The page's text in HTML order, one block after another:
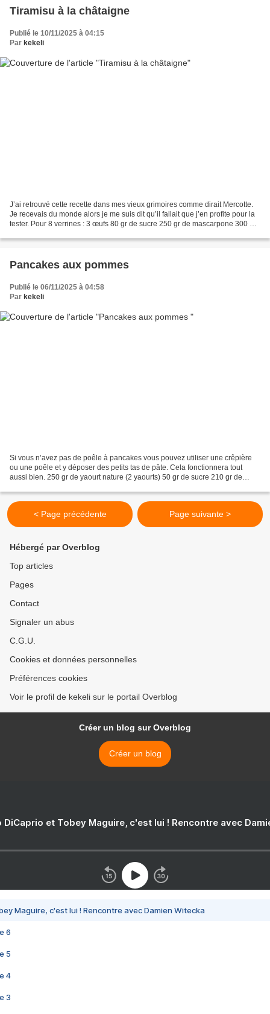
Tiramisu à la châtaigne
Publié le 10/11/2025 à 04:15
Par kekeli
J’ai retrouvé cette recette dans mes vieux grimoires comme dirait Mercotte.
Je recevais du monde alors je me suis dit qu’il fallait que j’en profite pour la
tester. Pour 8 verrines : 3 œufs 80 gr de sucre 250 gr de mascarpone 300 gr
Pancakes aux pommes
Publié le 06/11/2025 à 04:58
Par kekeli
Si vous n’avez pas de poêle à pancakes vous pouvez utiliser une crêpière
ou une poêle et y déposer des petits tas de pâte. Cela fonctionnera tout
aussi bien. 250 gr de yaourt nature (2 yaourts) 50 gr de sucre 210 gr de
< Page précédente Page suivante >
Hébergé par Overblog
Top articles
Pages
Contact
Signaler un abus
C.G.U.
Cookies et données personnelles
Préférences cookies
Voir le profil de kekeli sur le portail Overblog
Créer un blog sur Overblog
Créer un blog
DiCaprio et Tobey Maguire, c'est lui ! Rencontre avec
Maguire, c'est lui ! Rencontre avec Damien Witecka
6
5
4
3